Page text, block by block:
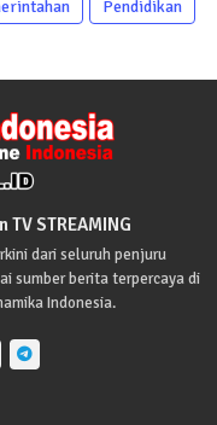
Pendidikan
TV STREAMING
dari seluruh penjuru
sumber berita terpercaya di
Indonesia.